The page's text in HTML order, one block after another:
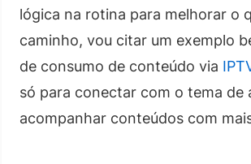
lógica na rotina para melhorar o
caminho, vou citar um exemplo
de consumo de conteúdo via
só para conectar com o tema de
acompanhar conteúdos com